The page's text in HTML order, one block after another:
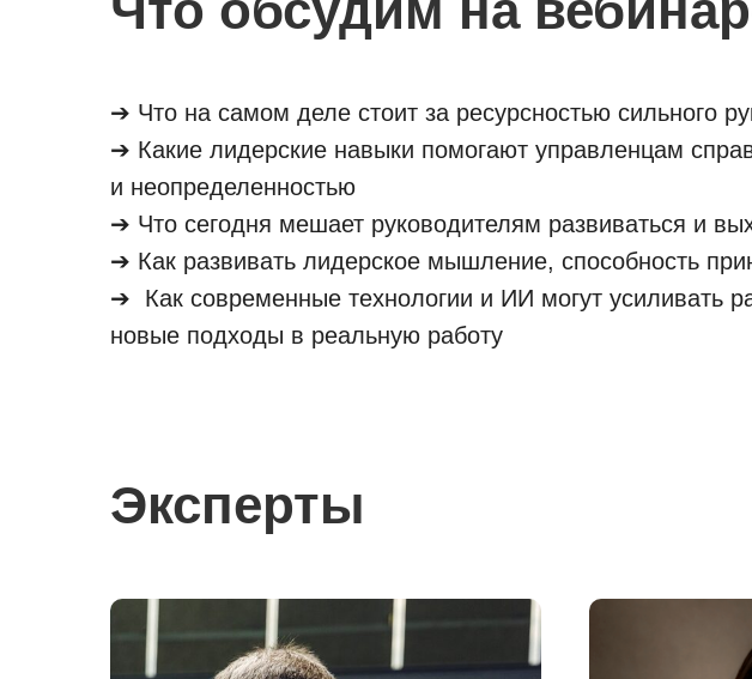
➔ Что на самом деле стоит за ресурсностью сильного
➔ Какие лидерские навыки помогают управленцам
и неопределенностью
➔ Что сегодня мешает руководителям развиваться и
➔ Как развивать лидерское мышление, способность
➔ Как современные технологии и ИИ могут усиливать
новые подходы в реальную работу
Эксперты